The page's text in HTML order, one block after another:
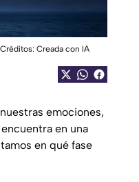
Creada con IA
emociones,
encuentra en una
en qué fase